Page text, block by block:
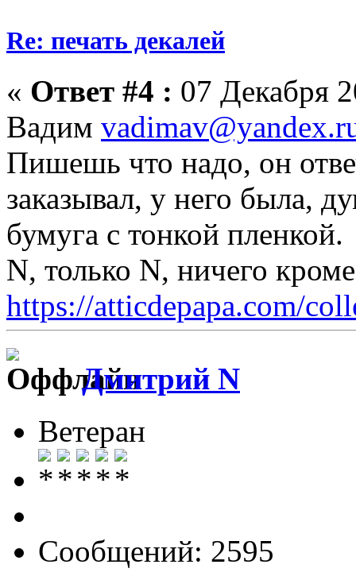
Re: печать декалей
« Ответ #4 : 07 Декабря
Вадим
Пишешь что надо, он
заказывал, у него была,
бумуга с тонкой пленкой.
N, только N, ничего
https://atticdepapa.com/
Дмитрий N
Ветеран
Сообщений: 2595